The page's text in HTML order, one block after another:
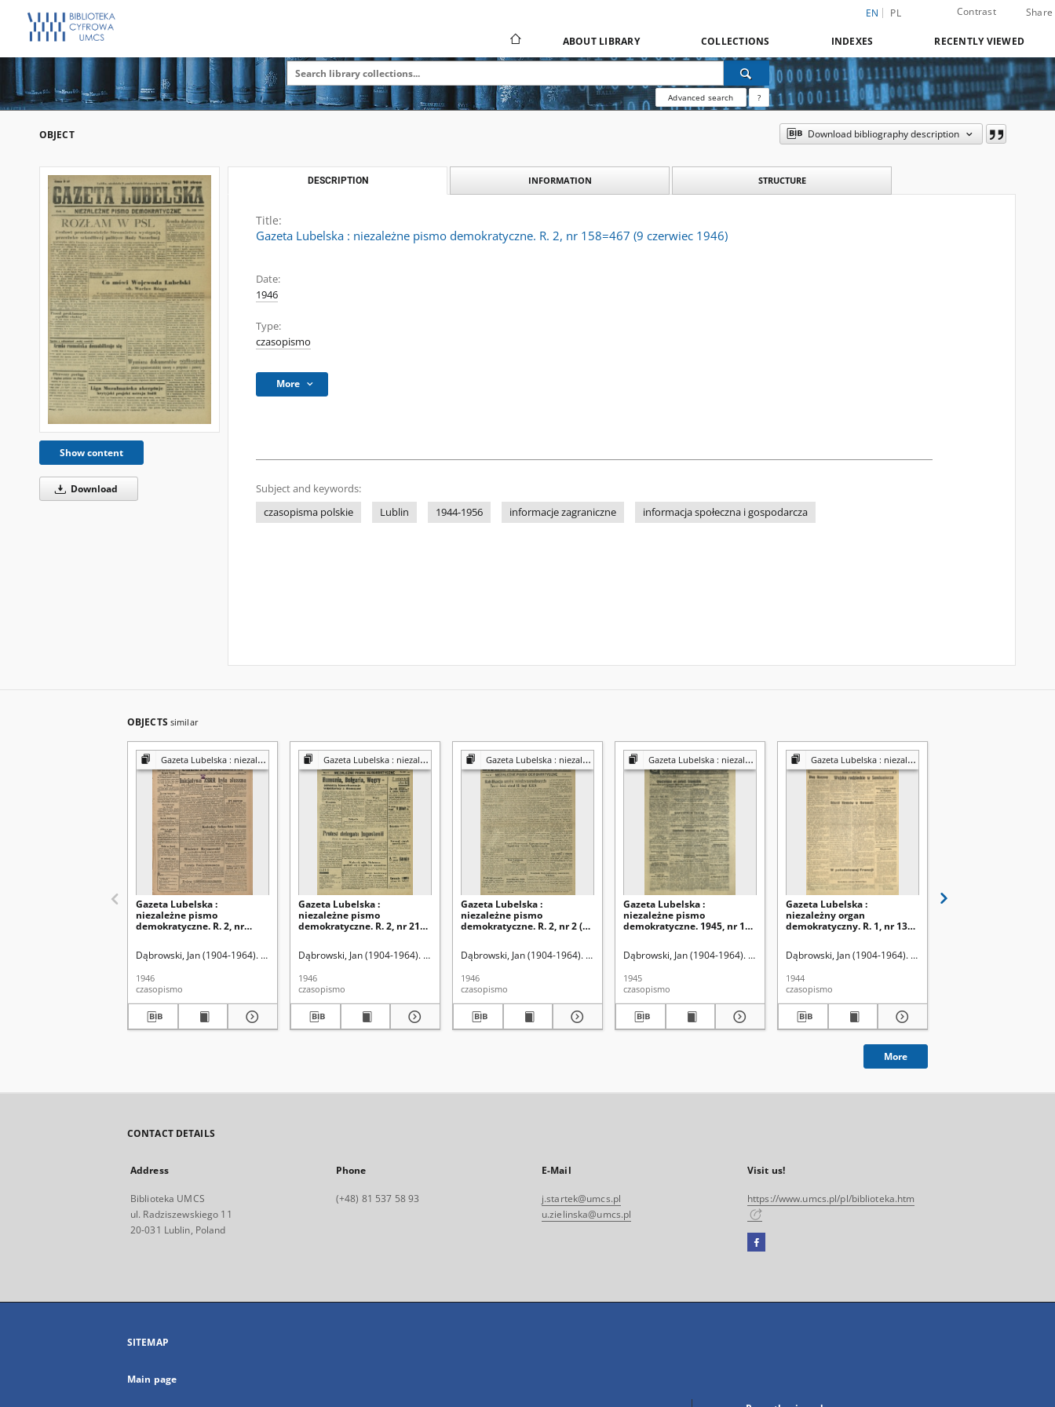
EN PL Contrast Share
ABOUT LIBRARY COLLECTIONS INDEXES RECENTLY VIEWED
Advanced search ?
OBJECT Download bibliography description
Show content
Download
DESCRIPTION INFORMATION STRUCTURE
Title:
Gazeta Lubelska : niezależne pismo demokratyczne. R. 2, nr 158=467 (9 czerwiec 1946)
Date:
1946
Type:
czasopismo
More
Subject and keywords:
czasopisma polskie
Lublin 1944-1956 informacje zagraniczne informacja społeczna i gospodarcza
OBJECTS similar
Gazeta Lubelska : niezależny organ demokratyczny
Gazeta Lubelska :
niezależne pismo
demokratyczne. R. 2, nr
Dąbrowski, Jan (1904-1964). Red
1946
czasopismo
Gazeta Lubelska : niezależny organ demokratyczny
Gazeta Lubelska :
niezależne pismo
demokratyczne. R. 2, nr 210
Dąbrowski, Jan (1904-1964). Red
1946
czasopismo
Gazeta Lubelska : niezależny organ demokratyczny
Gazeta Lubelska :
niezależne pismo
demokratyczne. R. 2, nr 2 (2
Dąbrowski, Jan (1904-1964). Red
1946
czasopismo
Gazeta Lubelska : niezależny organ demokratyczny
Gazeta Lubelska :
niezależne pismo
demokratyczne. 1945, nr 145
Dąbrowski, Jan (1904-1964). Red
1945
czasopismo
Gazeta Lubelska : niezależny organ demokratyczny
Gazeta Lubelska :
niezależny organ
demokratyczny. R. 1, nr 13
Dąbrowski, Jan (1904-1964). Red
1944
czasopismo
More
CONTACT DETAILS
Address
Biblioteka UMCS
ul. Radziszewskiego 11
20-031 Lublin, Poland
Phone
(+48) 81 537 58 93
E-Mail
j.startek@umcs.pl
u.zielinska@umcs.pl
Visit us!
https://www.umcs.pl/pl/biblioteka.htm
Facebook
open
SITEMAP
Main page